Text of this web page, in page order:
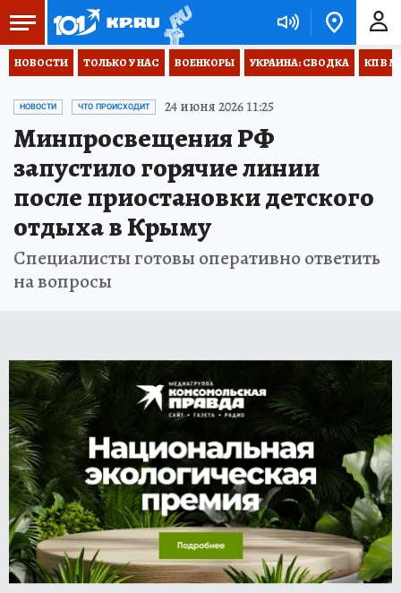
НОВОСТИ ТОЛЬКО У НАС ВОЕНКОРЫ УКРАИНА: СВОДКА КП В
НОВОСТИ ЧТО ПРОИСХОДИТ 24 июня 2026 11:25
Минпросвещения РФ
запустило горячие линии
после приостановки детского
отдыха в Крыму
Специалисты готовы оперативно ответить
на вопросы